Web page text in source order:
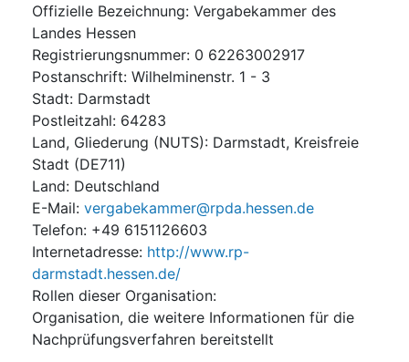
Offizielle Bezeichnung: Vergabekammer des
Landes Hessen
Registrierungsnummer: 0 62263002917
Postanschrift: Wilhelminenstr. 1 - 3
Stadt: Darmstadt
Postleitzahl: 64283
Land, Gliederung (NUTS): Darmstadt, Kreisfreie
Stadt (DE711)
Land: Deutschland
E-Mail: vergabekammer@rpda.hessen.de
Telefon: +49 6151126603
Internetadresse: http://www.rp-
darmstadt.hessen.de/
Rollen dieser Organisation:
Organisation, die weitere Informationen für die
Nachprüfungsverfahren bereitstellt